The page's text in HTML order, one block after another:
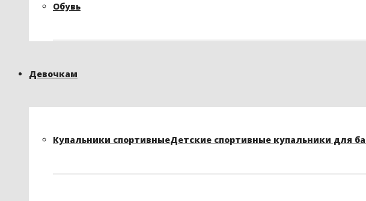
Обувь
Девочкам
Купальники спортивныеДетские спортивные купальники для